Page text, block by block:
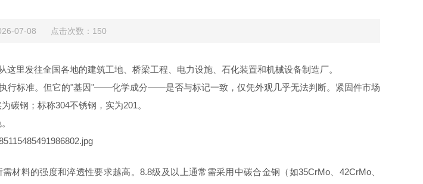
07-08 点击次数：150
里发往全国各地的建筑工地、桥梁工程、电力设施、石化装置和机械设备制造厂。
行标准。但它的"基因"——化学成分——是否与标记一致，仅凭外观几乎无法判断。紧固件市场
碳钢；标称304不锈钢，实为201。
材料的强度和淬透性要求越高。8.8级及以上通常需采用中碳合金钢（如35CrMo、42CrMo、